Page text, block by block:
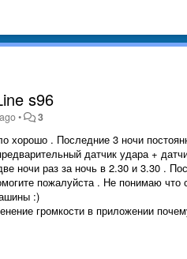
s96
• 3
хорошо . Последние 3 ночи
датчик удара +
ночи раз за ночь в 2.30 и 3.30 .
пожалуйста . Не понимаю что
:)
громкости в приложении